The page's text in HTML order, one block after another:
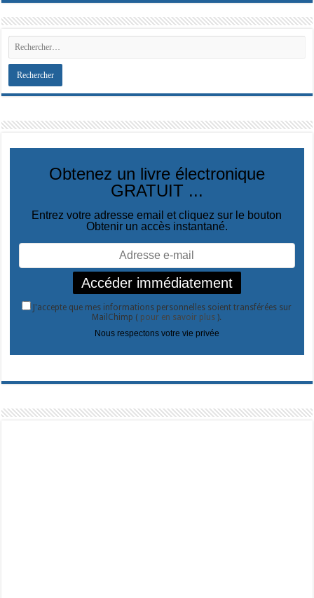
Obtenez un livre électronique
GRATUIT ...
Entrez votre adresse email et cliquez sur le bouton
Obtenir un accès instantané.
J'accepte que mes informations personnelles soient transférées sur
MailChimp ( pour en savoir plus).
Nous respectons votre vie privée